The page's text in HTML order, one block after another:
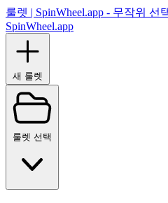
룰렛 | SpinWheel.app - 무작위 선
SpinWheel.app
새 룰렛
룰렛 선택